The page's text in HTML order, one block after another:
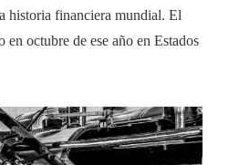
historia financiera mundial. El
octubre de ese año en Estados